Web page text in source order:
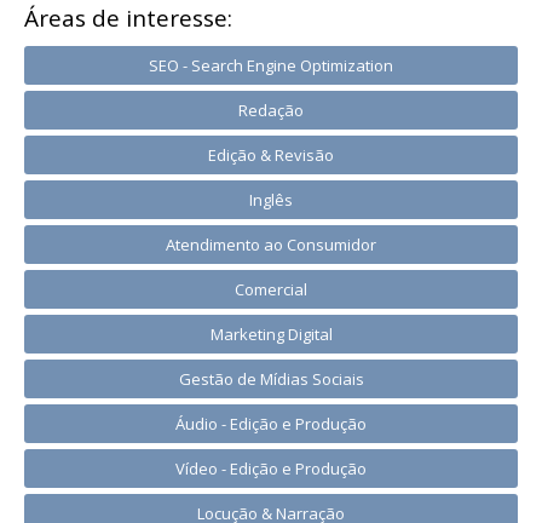
Áreas de interesse:
SEO - Search Engine Optimization
Redação
Edição & Revisão
Inglês
Atendimento ao Consumidor
Comercial
Marketing Digital
Gestão de Mídias Sociais
Áudio - Edição e Produção
Vídeo - Edição e Produção
Locução & Narração